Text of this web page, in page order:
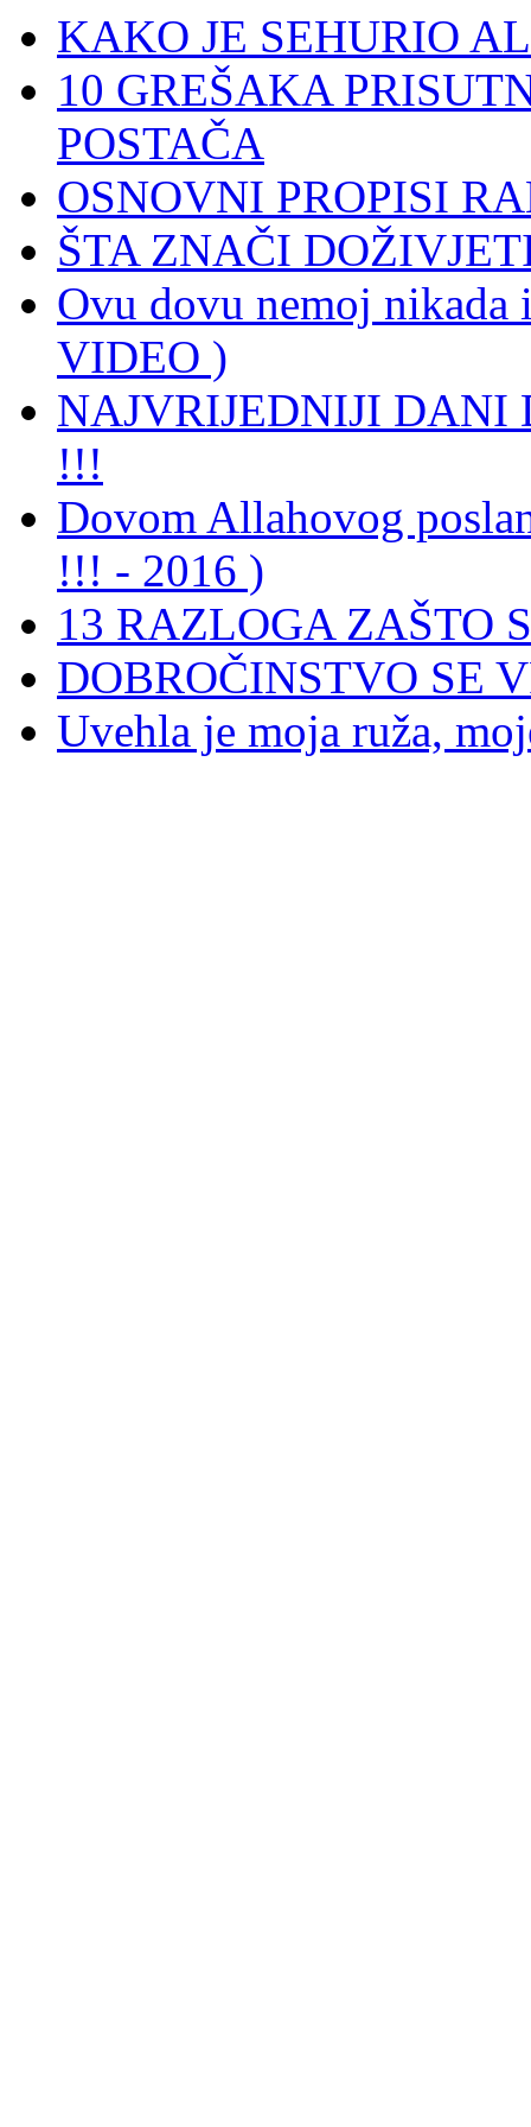
KAKO JE SEHURIO
10 GREŠAKA
POSTAČA
OSNOVNI PROPISI
ŠTA ZNAČI
Ovu dovu nemoj nikada
VIDEO )
NAJVRIJEDNIJI DANI
!!!
Dovom Allahovog
!!! - 2016 )
13 RAZLOGA ZAŠTO
DOBROČINSTVO SE
Uvehla je moja ruža,